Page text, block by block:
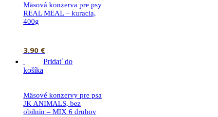
Mäsová konzerva pre psy
REAL MEAL – kuracia,
400g
3.90 €
Pridať do
košíka
Mäsové konzervy pre psa
JK ANIMALS, bez
obilnín – MIX 6 druhov